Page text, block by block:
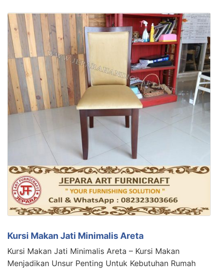
Kursi Makan Jati Minimalis Areta
Kursi Makan Jati Minimalis Areta – Kursi Makan
Menjadikan Unsur Penting Untuk Kebutuhan Rumah